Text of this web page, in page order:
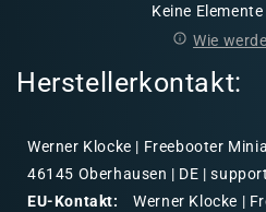
Keine
Wie
Herstellerkontakt:
Werner Klocke | Freebooter
46145 Oberhausen | DE |
EU-Kontakt:
Werner Klocke |